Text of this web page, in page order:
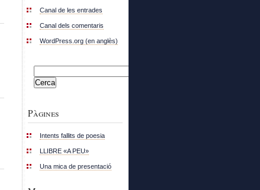
Canal de les entrades
Canal dels comentaris
WordPress.org (en anglès)
Pàgines
Intents fallits de poesia
LLIBRE «A PEU»
Una mica de presentació